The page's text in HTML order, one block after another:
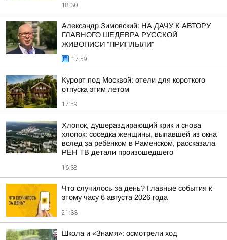
18:30
Александр Зимовский: НА ДАЧУ К АВТОРУ
ГЛАВНОГО ШЕДЕВРА РУССКОЙ
ЖИВОПИСИ "ПРИПЛЫЛИ"
17:59
Курорт под Москвой: отели для короткого
отпуска этим летом
17:59
Хлопок, душераздирающий крик и снова
хлопок: соседка женщины, выпавшей из окна
вслед за ребёнком в Раменском, рассказала
РЕН ТВ детали произошедшего
16:38
Что случилось за день? Главные события к
этому часу 6 августа 2026 года
21:33
Школа и «Знамя»: осмотрели ход